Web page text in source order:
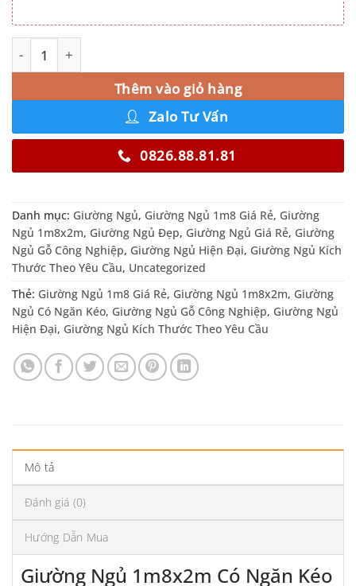
Giường Ngủ 1m8x2m Có Ngăn Kéo Đầu Táp Gỗ Màu 31
Thêm vào giỏ hàng
Alternative:
Zalo Tư Vấn
0826.88.81.81
Danh mục: Giường Ngủ, Giường Ngủ 1m8 Giá Rẻ, Giường
Ngủ 1m8x2m, Giường Ngủ Đẹp, Giường Ngủ Giá Rẻ, Giường
Ngủ Gỗ Công Nghiệp, Giường Ngủ Hiện Đại, Giường Ngủ Kích
Thước Theo Yêu Cầu, Uncategorized
Thẻ: Giường Ngủ 1m8 Giá Rẻ, Giường Ngủ 1m8x2m, Giường
Ngủ Có Ngăn Kéo, Giường Ngủ Gỗ Công Nghiệp, Giường Ngủ
Hiện Đại, Giường Ngủ Kích Thước Theo Yêu Cầu
Mô tả
Đánh giá (0)
Hướng Dẫn Mua
Giường Ngủ 1m8x2m Có Ngăn Kéo